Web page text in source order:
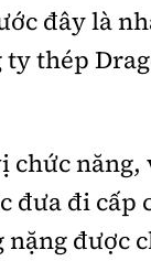
đây là
ty thép
chức
đưa đi cấp
được